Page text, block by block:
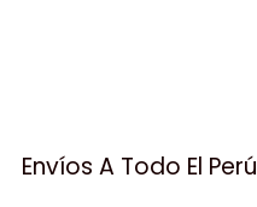
Envíos A Todo El Perú